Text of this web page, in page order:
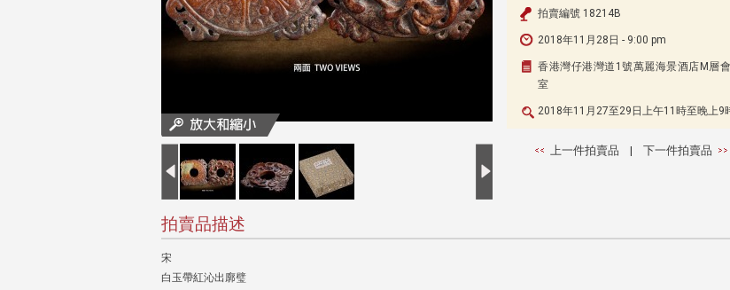
拍賣編號 18214B
2018年11月28日 - 9:00 pm
香港灣仔港灣道1號萬麗海景酒店M層
室
2018年11月27至29日上午11時至晚上9
上一件拍賣品 | 下一件拍賣品
拍賣品描述
宋
白玉帶紅沁出廓璧